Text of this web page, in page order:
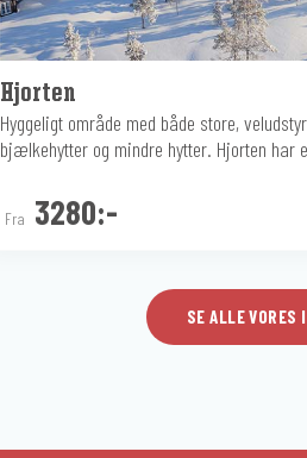
Hjorten
Hyggeligt område med både store,
bjælkehytter og mindre hytter. Hjorten har
Fra 3280:-
SE ALLE VORES